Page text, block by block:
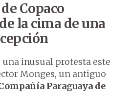
Copaco
la cima de una
inusual protesta este
Monges, un antiguo
Paraguaya de